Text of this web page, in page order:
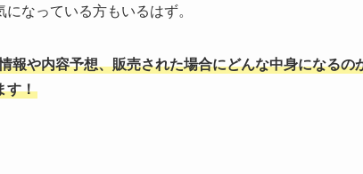
なっている方もいるはず。
報や内容予想、販売された場合にどんな中身になるの
す！